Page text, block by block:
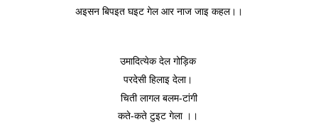
अइसन बिपइत घइट गेल आर नाज जाइ कहल।।
उमादित्येक देल गोड़िक
परदेसी हिलाइ देला।
चिती लागल बलम-टांगी
कते-कते टुइट गेला ।।